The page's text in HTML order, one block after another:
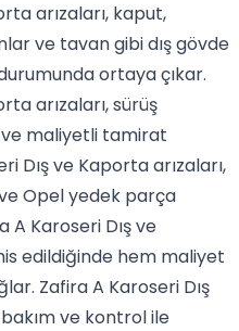
arızaları, kaput,
ve tavan gibi dış gövde
ortaya çıkar.
arızaları, sürüş
maliyetli tamirat
Dış ve Kaporta arızaları,
Opel yedek parça
A Karoseri Dış ve
edildiğinde hem maliyet
Zafira A Karoseri Dış
ve kontrol ile